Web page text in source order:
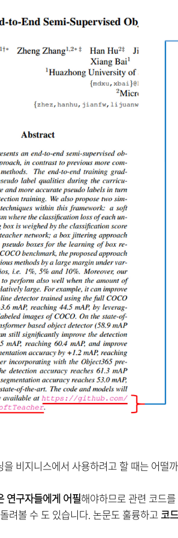
을 비지니스에서 사용하려고 할 때는 어떨
연구자들에게 어필해야하므로 관련 코드를
려볼 수 도 있습니다. 논문도 훌륭하고 코